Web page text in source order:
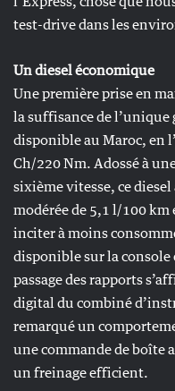
test-drive dans les
Un diesel économique
Une première prise en
la suffisance de
disponible au Maroc, en
Ch/220 Nm. Adossé à
sixième vitesse, ce
modérée de 5,1 l/100 km
inciter à moins
disponible sur la
passage des rapports
digital du combiné
remarqué un
une commande de boîte
un freinage efficient.